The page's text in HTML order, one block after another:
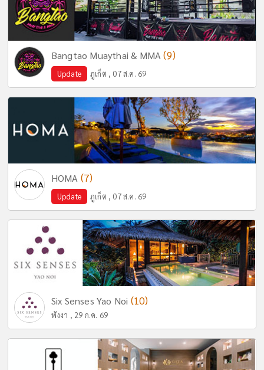
Bangtao Muaythai & MMA(9)
Update ภูเก็ต , 07 ส.ค. 69
HOMA (7)
Update ภูเก็ต , 07 ส.ค. 69
Six Senses Yao Noi (10)
พังงา , 29 ก.ค. 69